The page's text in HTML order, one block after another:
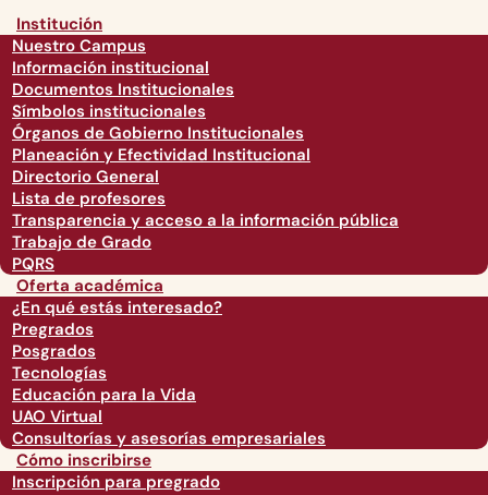
Institución
Nuestro Campus
Información institucional
Documentos Institucionales
Símbolos institucionales
Órganos de Gobierno Institucionales
Planeación y Efectividad Institucional
Directorio General
Lista de profesores
Transparencia y acceso a la información pública
Trabajo de Grado
PQRS
Oferta académica
¿En qué estás interesado?
Pregrados
Posgrados
Tecnologías
Educación para la Vida
UAO Virtual
Consultorías y asesorías empresariales
Cómo inscribirse
Inscripción para pregrado